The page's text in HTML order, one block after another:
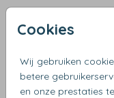
Cookies
Wij gebruiken
betere
en onze prestaties
OMSCHRIJVING
naturel (recycled)